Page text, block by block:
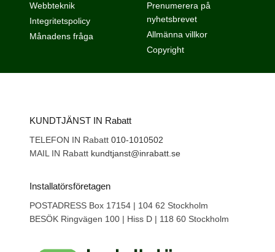
Webbteknik
Integritetspolicy
Månadens fråga
Prenumerera på
nyhetsbrevet
Allmänna villkor
Copyright
KUNDTJÄNST IN Rabatt
TELEFON IN Rabatt 010-1010502
MAIL IN Rabatt kundtjanst@inrabatt.se
Installatörsföretagen
POSTADRESS Box 17154 | 104 62 Stockholm
BESÖK Ringvägen 100 | Hiss D | 118 60 Stockholm